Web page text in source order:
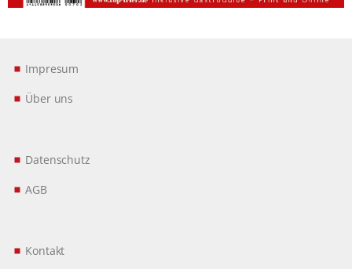
Impresum
Über uns
Datenschutz
AGB
Kontakt